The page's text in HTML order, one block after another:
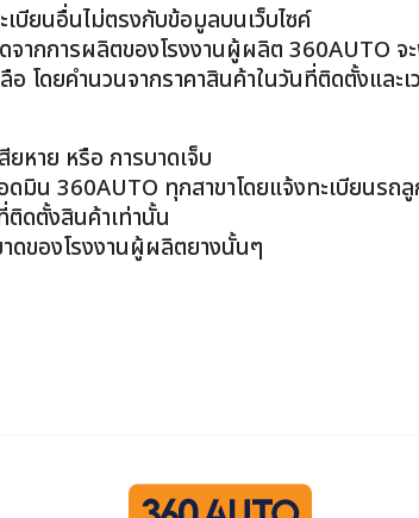
บียนอื่นไม่ตรงกับข้อมูลบนเว็บไซค์
ากการผลิตของโรงงานผู้ผลิต 360AUTO จ
โดยคำนวนจากราคาสินค้าในวันที่ติดตั้งและเ
หาย หรือ การบาดเจ็บ
มิน 360AUTO ทุกสาขาโดยแจ้งทะเบียนรถลู
ติดตั้งสินค้าเท่านั้น
ดของโรงงานผู้ผลิตยางนั้นๆ